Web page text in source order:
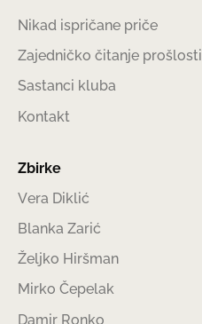
Nikad ispričane priče
Zajedničko čitanje prošlosti
Sastanci kluba
Kontakt
Zbirke
Vera Diklić
Blanka Zarić
Željko Hiršman
Mirko Čepelak
Damir Ronko